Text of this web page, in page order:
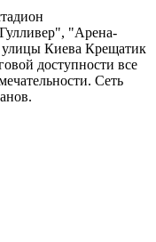
"Арена-
Киева Крещатик
доступности все
Сеть